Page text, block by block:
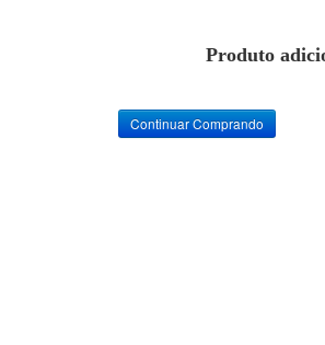
Produto
Continuar Comprando